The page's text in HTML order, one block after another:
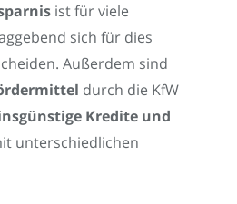
ist für viele
sich für dies
Außerdem sind
durch die KfW
Kredite und
unterschiedlichen